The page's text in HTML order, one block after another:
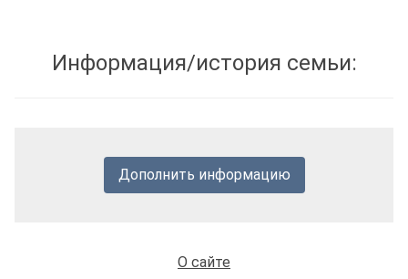
Информация/история семьи:
Дополнить информацию
О сайте